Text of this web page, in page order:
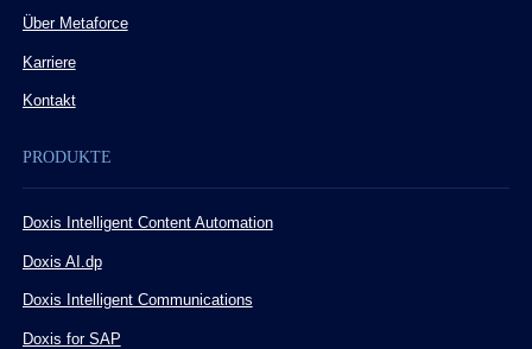
Über Metaforce
Karriere
Kontakt
PRODUKTE
Doxis Intelligent Content Automation
Doxis AI.dp
Doxis Intelligent Communications
Doxis for SAP